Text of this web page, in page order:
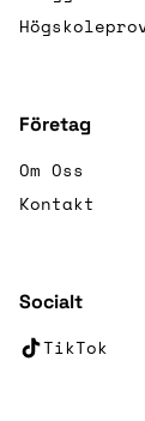
Företag
Om Oss
Kontakt
Socialt
TikTok
(öppnas i